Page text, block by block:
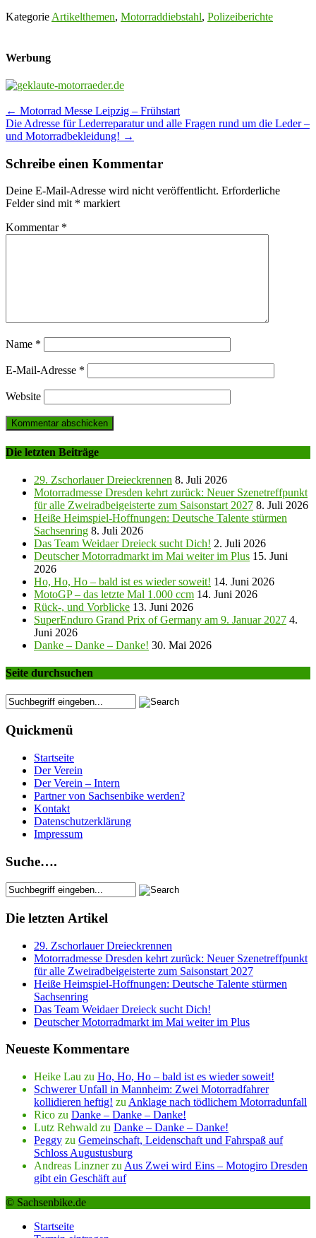
Kategorie Artikelthemen, Motorraddiebstahl, Polizeiberichte
Werbung
Post
navigation
← Motorrad Messe Leipzig – Frühstart
Die Adresse für Lederreparatur und alle Fragen rund um die Leder –
und Motorradbekleidung! →
Schreibe einen Kommentar
Deine E-Mail-Adresse wird nicht veröffentlicht. Erforderliche
Felder sind mit * markiert
Kommentar *
Name *
E-Mail-Adresse *
Website
Die letzten Beiträge
29. Zschorlauer Dreieckrennen 8. Juli 2026
Motorradmesse Dresden kehrt zurück: Neuer Szenetreffpunkt
für alle Zweiradbeigeisterte zum Saisonstart 2027 8. Juli 2026
Heiße Heimspiel-Hoffnungen: Deutsche Talente stürmen
Sachsenring 8. Juli 2026
Das Team Weidaer Dreieck sucht Dich! 2. Juli 2026
Deutscher Motorradmarkt im Mai weiter im Plus 15. Juni
2026
Ho, Ho, Ho – bald ist es wieder soweit! 14. Juni 2026
MotoGP – das letzte Mal 1.000 ccm 14. Juni 2026
Rück-, und Vorblicke 13. Juni 2026
SuperEnduro Grand Prix of Germany am 9. Januar 2027 4.
Juni 2026
Danke – Danke – Danke! 30. Mai 2026
Seite durchsuchen
Quickmenü
Startseite
Der Verein
Der Verein – Intern
Partner von Sachsenbike werden?
Kontakt
Datenschutzerklärung
Impressum
Suche….
Die letzten Artikel
29. Zschorlauer Dreieckrennen
Motorradmesse Dresden kehrt zurück: Neuer Szenetreffpunkt
für alle Zweiradbeigeisterte zum Saisonstart 2027
Heiße Heimspiel-Hoffnungen: Deutsche Talente stürmen
Sachsenring
Das Team Weidaer Dreieck sucht Dich!
Deutscher Motorradmarkt im Mai weiter im Plus
Neueste Kommentare
Heike Lau zu Ho, Ho, Ho – bald ist es wieder soweit!
Schwerer Unfall in Mannheim: Zwei Motorradfahrer
kollidieren heftig! zu Anklage nach tödlichem Motorradunfall
Rico zu Danke – Danke – Danke!
Lutz Rehwald zu Danke – Danke – Danke!
Peggy zu Gemeinschaft, Leidenschaft und Fahrspaß auf
Schloss Augustusburg
Andreas Linznerzu Aus Zwei wird Eins – Motogiro Dresden
gibt ein Geschäft auf
© Sachsenbike.de
Startseite